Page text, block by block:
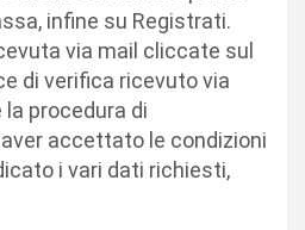
infine su Registrati.
via mail cliccate sul
di verifica ricevuto via
procedura di
accettato le condizioni
i vari dati richiesti,